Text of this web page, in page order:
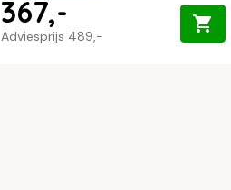
Adviesprijs 489,-
367,-